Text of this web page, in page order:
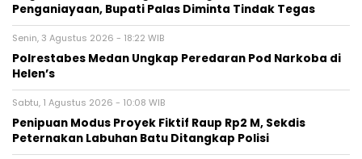
Penganiayaan, Bupati Palas Diminta Tindak Tegas
Senin, 3 Agustus 2026 - 18:22 WIB
Polrestabes Medan Ungkap Peredaran Pod Narkoba di
Helen’s
Sabtu, 1 Agustus 2026 - 10:08 WIB
Penipuan Modus Proyek Fiktif Raup Rp2 M, Sekdis
Peternakan Labuhan Batu Ditangkap Polisi